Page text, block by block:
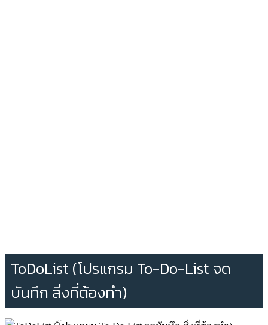
ToDoList (โปรแกรม To-Do-List จด
บันทึก สิ่งที่ต้องทำ)